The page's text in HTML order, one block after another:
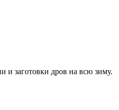
и заготовки дров на всю зиму.